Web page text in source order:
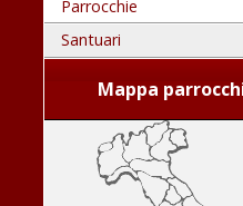
Parrocchie
Santuari
Mappa